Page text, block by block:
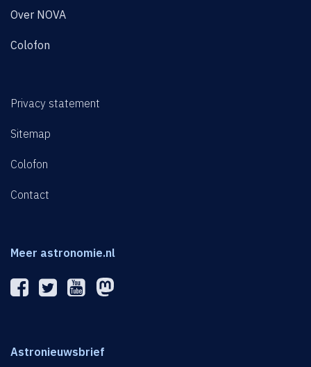
Over NOVA
Colofon
Privacy statement
Sitemap
Colofon
Contact
Meer astronomie.nl
Astronieuwsbrief